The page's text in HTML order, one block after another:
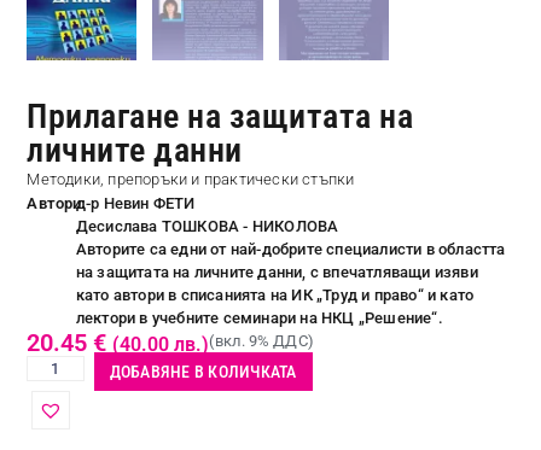
Прилагане на защитата на
личните данни
Методики, препоръки и практически стъпки
Автори:д-р Невин ФЕТИ
Десислава ТОШКОВА - НИКОЛОВА
Авторите са едни от най-добрите специалисти в областта
на защитата на личните данни, с впечатляващи изяви
като автори в списанията на ИК „Труд и право“ и като
лектори в учебните семинари на НКЦ „Решение“.
20.45€ (40.00 лв.)(вкл. 9% ДДС)
ДОБАВЯНЕ В КОЛИЧКАТА